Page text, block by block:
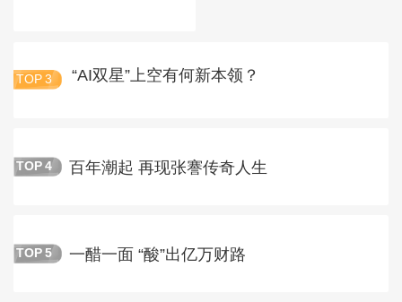
TOP 3 “AI双星”上空有何新本领？
TOP 4 百年潮起 再现张謇传奇人生
TOP 5 一醋一面 “酸”出亿万财路